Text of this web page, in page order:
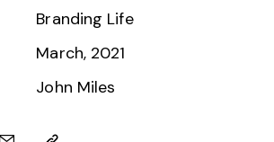
Branding Life
March, 2021
John Miles